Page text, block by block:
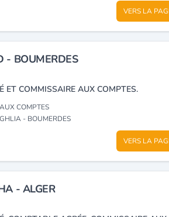
VERS LA
- BOUMERDES
ET COMMISSAIRE AUX COMPTES.
COMPTES
- BOUMERDES
VERS LA
- ALGER